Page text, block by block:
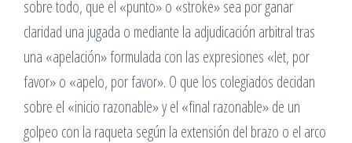
sobre todo, que el «punto» o «stroke» sea por ganar
claridad una jugada o mediante la adjudicación arbitral tras
una «apelación» formulada con las expresiones «let, por
favor» o «apelo, por favor». O que los colegiados decidan
sobre el «inicio razonable» y el «final razonable» de un
golpeo con la raqueta según la extensión del brazo o el arco